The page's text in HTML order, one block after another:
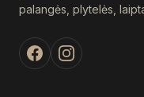
palangės, plytelės,